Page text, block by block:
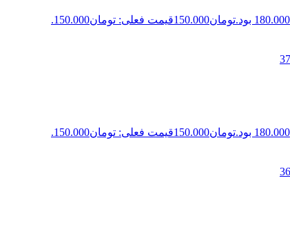
تومان150.000قیمت فعلی: تومان150.000.
تومان150.000قیمت فعلی: تومان150.000.